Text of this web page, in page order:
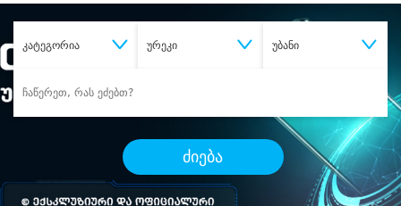
კატეგორია ურეკი უბანი
ძიება
შეიძინესასურველი მომსახურება